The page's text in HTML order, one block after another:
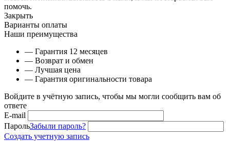
помочь.
Закрыть
Варианты оплаты
Наши преимущества
— Гарантия 12 месяцев
— Возврат и обмен
— Лучшая цена
— Гарантия оригинальности товара
Войдите в учётную запись, чтобы мы могли сообщить вам об
ответе
E-mail
ПарольЗабыли пароль?
Создать учетную запись